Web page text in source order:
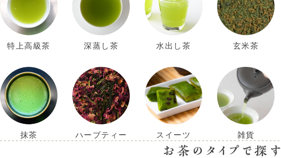
特上高級茶 深蒸し茶 水出し茶 玄米茶
抹茶 ハーブティー スイーツ 雑貨
お茶のタイプで探す